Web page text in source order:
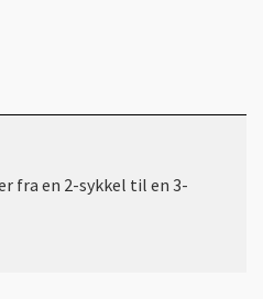
fra en 2-sykkel til en 3-